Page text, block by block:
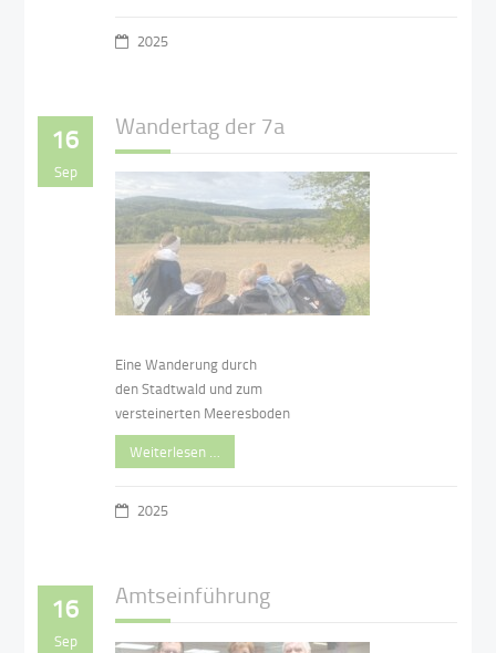
2025
16
Sep
Wandertag der 7a
Eine Wanderung durch
den Stadtwald und zum
versteinerten Meeresboden
Weiterlesen …
2025
16
Sep
Amtseinführung